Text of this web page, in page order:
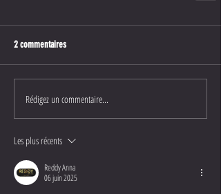
2 commentaires
Rédigez un commentaire...
Les plus récents
Reddy Anna
06 juin 2025